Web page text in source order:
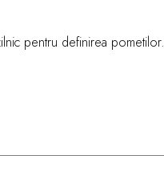
pentru definirea pometilor.